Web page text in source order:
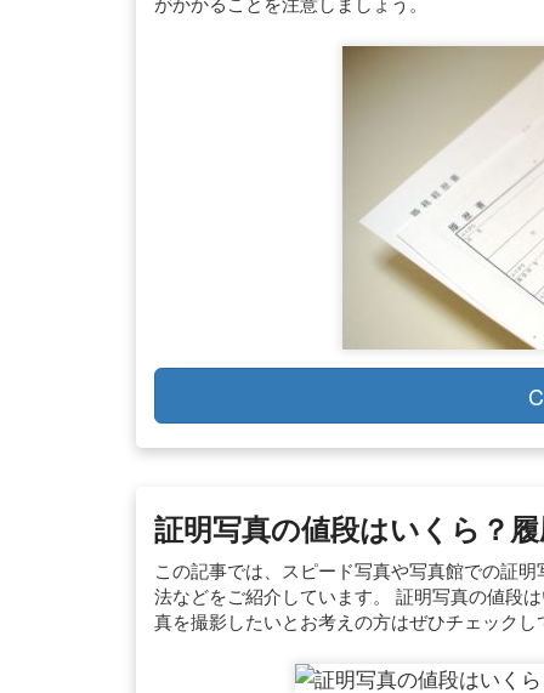
証明写真の値段はいくら？
この記事では、スピード写真や写真館での証
法などをご紹介しています。 証明写真の値段
真を撮影したいとお考えの方はぜひチェック